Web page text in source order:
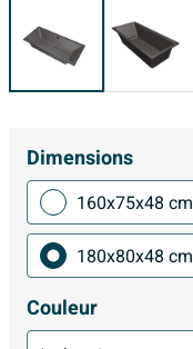
Dimensions
160x75x48 cm
180x80x48 cm
Couleur